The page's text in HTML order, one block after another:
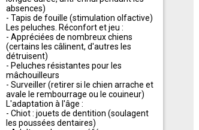
absences)
- Tapis de fouille (stimulation olfactive)
Les peluches. Réconfort et jeu :
- Appréciées de nombreux chiens
(certains les câlinent, d'autres les
détruisent)
- Peluches résistantes pour les
mâchouilleurs
- Surveiller (retirer si le chien arrache et
avale le rembourrage ou le couineur)
L'adaptation à l'âge :
- Chiot : jouets de dentition (soulagent
les poussées dentaires)